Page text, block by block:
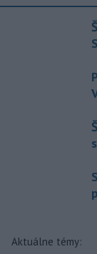
Aktuálne témy: